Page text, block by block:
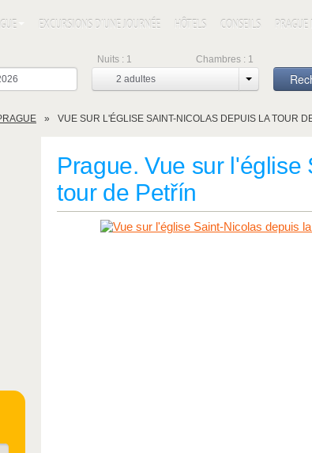
EXCURSIONS D'UNE JOURNÉE HÔTELS CONSEILS
2 adultes
Nuits : 1 Chambres : 1
VUE SUR L'ÉGLISE SAINT-NICOLAS DEPUIS LA TOUR
Prague. Vue sur
tour de Petřín